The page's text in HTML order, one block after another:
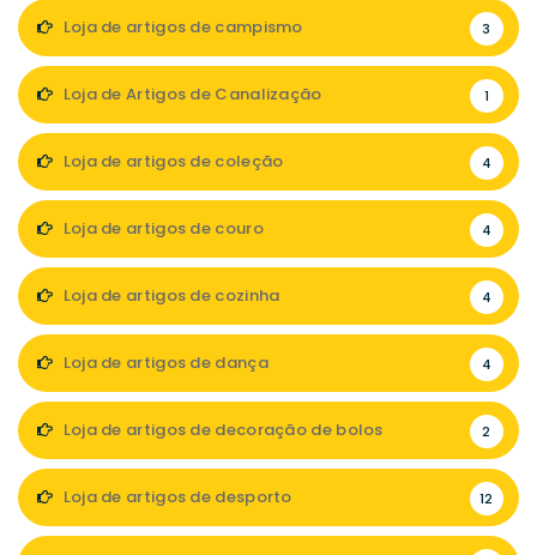
Loja de artigos de campismo 3
Loja de Artigos de Canalização 1
Loja de artigos de coleção 4
Loja de artigos de couro 4
Loja de artigos de cozinha 4
Loja de artigos de dança 4
Loja de artigos de decoração de bolos 2
Loja de artigos de desporto 12